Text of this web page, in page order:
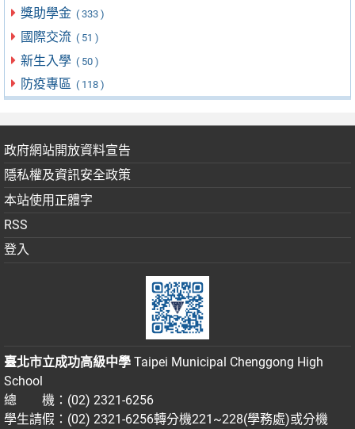
獎助學金 ( 333 )
國際交流 ( 51 )
新生入學 ( 50 )
防疫專區 ( 118 )
政府網站開放資料宣告
隱私權及資訊安全政策
本站使用正體字
RSS
登入
臺北市立成功高級中學 Taipei Municipal Chenggong High
School
總 機：(02) 2321-6256
學生請假：(02) 2321-6256轉分機221~228(學務處)或分機